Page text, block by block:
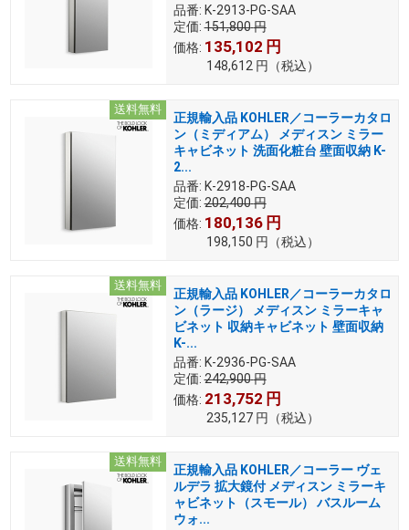
品番: K-2913-PG-SAA
定価: 151,800円
価格: 135,102 円
148,612 円 （税込）
送料無料
正規輸入品 KOHLER／コーラーカタロ
ン（ミディアム） メディスン ミラー
キャビネット 洗面化粧台 壁面収納 K-
2...
品番: K-2918-PG-SAA
定価: 202,400円
価格: 180,136 円
198,150 円 （税込）
送料無料
正規輸入品 KOHLER／コーラーカタロ
ン（ラージ） メディスン ミラーキャ
ビネット 収納キャビネット 壁面収納
K-...
品番: K-2936-PG-SAA
定価: 242,900円
価格: 213,752 円
235,127 円 （税込）
送料無料
正規輸入品 KOHLER／コーラー ヴェ
ルデラ 拡大鏡付 メディスン ミラーキ
ャビネット（スモール） バスルーム
ウォ...